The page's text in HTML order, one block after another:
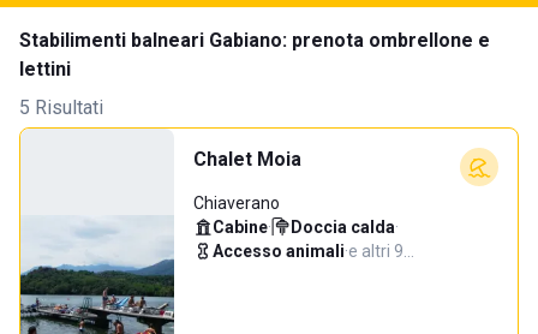
Stabilimenti balneari Gabiano: prenota ombrellone e
lettini
5 Risultati
Chalet Moia
Chiaverano
Cabine· Doccia calda·
Accesso animali·e altri 9…